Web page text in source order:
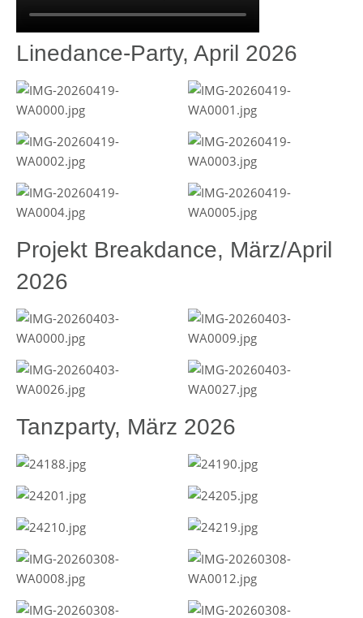
Linedance-Party, April 2026
Projekt Breakdance, März/April
2026
Tanzparty, März 2026